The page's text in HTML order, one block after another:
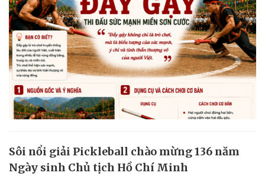
Sôi nổi giải Pickleball chào mừng 136 năm
Ngày sinh Chủ tịch Hồ Chí Minh